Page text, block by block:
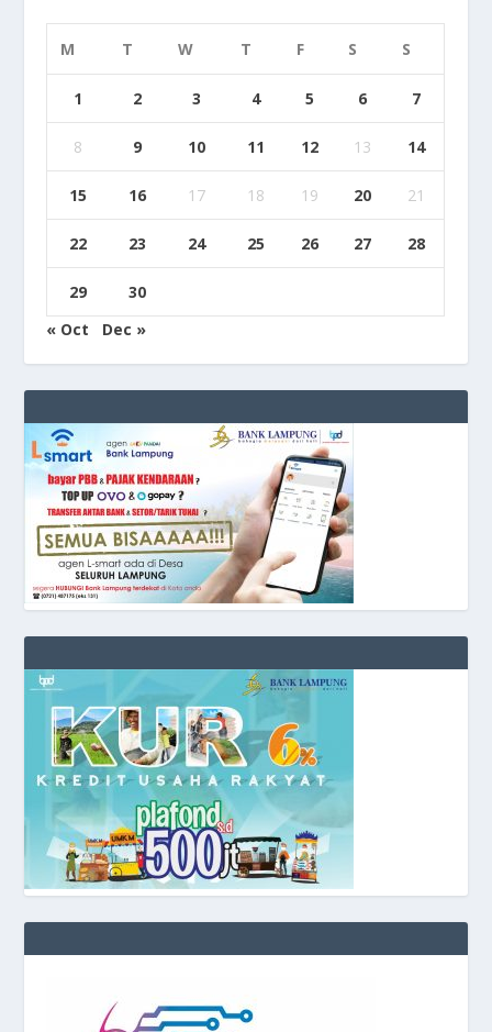
M T W T F S S
1 2 3 4 5 6 7
8 9 10 11 12 13 14
15 16 17 18 19 20 21
22 23 24 25 26 27 28
29
30
« Oct
Dec »